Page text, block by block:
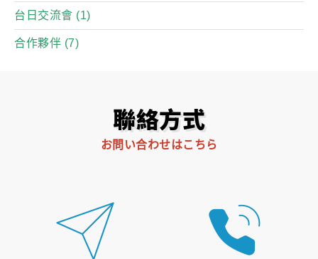
台日交流會 (1)
合作夥伴 (7)
聯絡方式
お問い合わせはこちら